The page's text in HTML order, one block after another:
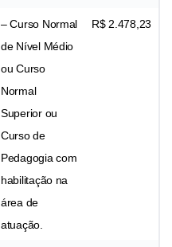
– Curso Normal
de Nível Médio
ou Curso
Normal
Superior ou
Curso de
Pedagogia com
habilitação na
área de
atuação.
R$ 2.478,23